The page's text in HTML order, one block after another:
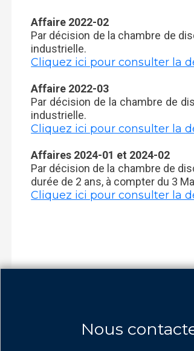
Affaire 2022-02
Par décision de la chambre de
industrielle.
Cliquez ici pour consulter la
Affaire 2022-03
Par décision de la chambre de
industrielle.
Cliquez ici pour consulter la
Affaires 2024-01 et 2024-02
Par décision de la chambre de
durée de 2 ans, à compter du 3
Cliquez ici pour consulter la
Nous